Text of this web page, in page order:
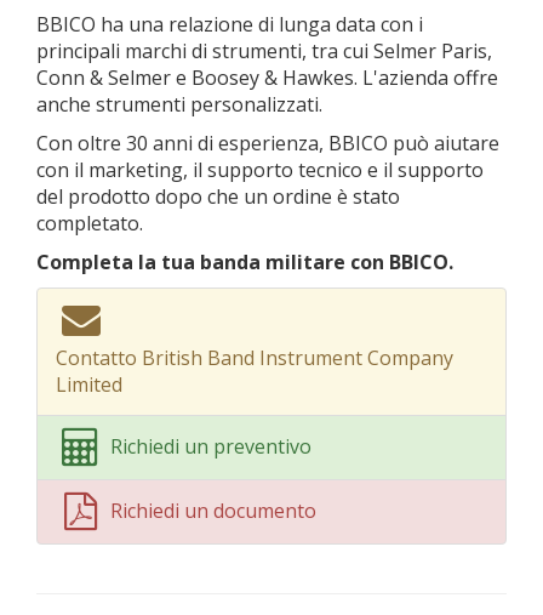
BBICO ha una relazione di lunga data con i
principali marchi di strumenti, tra cui Selmer Paris,
Conn & Selmer e Boosey & Hawkes. L'azienda offre
anche strumenti personalizzati.
Con oltre 30 anni di esperienza, BBICO può aiutare
con il marketing, il supporto tecnico e il supporto
del prodotto dopo che un ordine è stato
completato.
Completa la tua banda militare con BBICO.
Contatto British Band Instrument Company
Limited
Richiedi un preventivo
Richiedi un documento